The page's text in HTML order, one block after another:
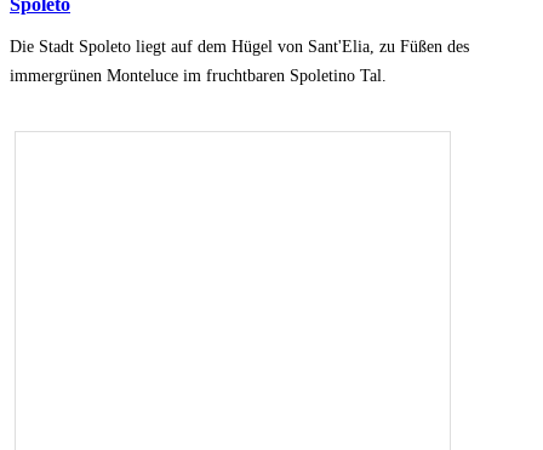
Spoleto
Die Stadt Spoleto liegt auf dem Hügel von Sant'Elia, zu Füßen des
immergrünen Monteluce im fruchtbaren Spoletino Tal.